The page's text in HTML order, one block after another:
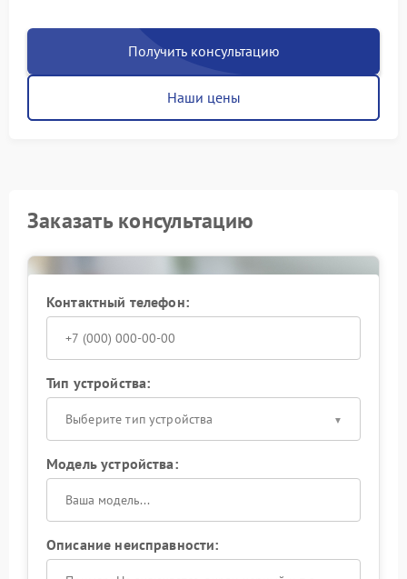
Получить консультацию
Наши цены
Заказать консультацию
Контактный телефон:
Тип устройства:
Выберите тип устройства
Модель устройства:
Описание неисправности: